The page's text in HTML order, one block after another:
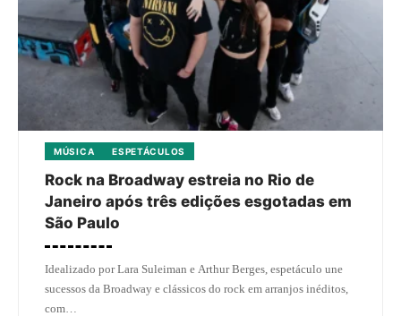
MÚSICA ESPETÁCULOS
Rock na Broadway estreia no Rio de
Janeiro após três edições esgotadas em
São Paulo
Idealizado por Lara Suleiman e Arthur Berges, espetáculo une
sucessos da Broadway e clássicos do rock em arranjos inéditos,
com…